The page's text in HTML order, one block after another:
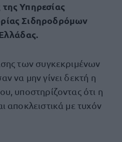
Υπηρεσίας
Σιδηροδρόμων
των συγκεκριμένων
να μην γίνει δεκτή η
υποστηρίζοντας ότι η
αποκλειστικά με τυχόν